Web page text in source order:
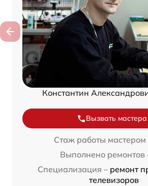
Константин
Вызвать мастера
Стаж работы мастером
Выполнено ремонтов
Специализация – ремонт
телевизоров